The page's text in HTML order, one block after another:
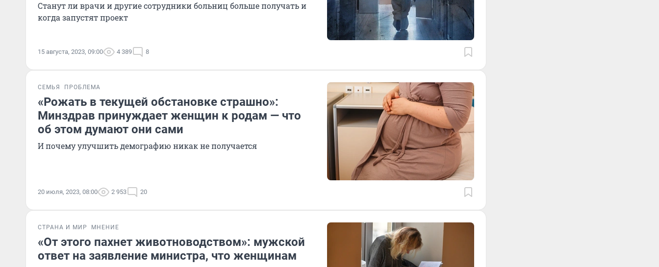
Станут ли врачи и другие сотрудники больниц больше получать и
когда запустят проект
15 августа, 2023, 09:00 4 389 8
СЕМЬЯ ПРОБЛЕМА
«Рожать в текущей обстановке страшно»:
Минздрав принуждает женщин к родам — что
об этом думают они сами
И почему улучшить демографию никак не получается
20 июля, 2023, 08:00 2 953 20
СТРАНА И МИР МНЕНИЕ
«От этого пахнет животноводством»: мужской
ответ на заявление министра, что женщинам